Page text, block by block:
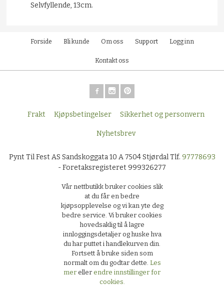
Selvfyllende, 13cm.
Forside Bli kunde Om oss Support Logg inn
Kontakt oss
Frakt Kjøpsbetingelser Sikkerhet og personvern
Nyhetsbrev
Pynt Til Fest AS Sandskoggata 10 A 7504 Stjørdal Tlf. 97778693
- Foretaksregisteret 999326277
Vår nettbutikk bruker cookies slik
at du får en bedre
kjøpsopplevelse og vi kan yte deg
bedre service. Vi bruker cookies
hovedsaklig til å lagre
innloggingsdetaljer og huske hva
du har puttet i handlekurven din.
Fortsett å bruke siden som
normalt om du godtar dette. Les
mer eller endre innstillinger for
cookies.